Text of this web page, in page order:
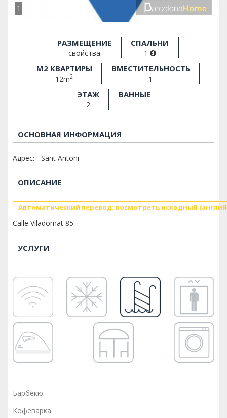
1
РАЗМЕЩЕНИЕ
свойства
СПАЛЬНИ
1
M2 КВАРТИРЫ
12m2
ВМЕСТИТЕЛЬНОСТЬ
1
ЭТАЖ
2
ВАННЫЕ
ОСНОВНАЯ ИНФОРМАЦИЯ
Адрес: - Sant Antoni
ОПИСАНИЕ
Автоматический перевод: посмотреть исходный
Calle Viladomat 85
УСЛУГИ
Барбекю
Кофеварка